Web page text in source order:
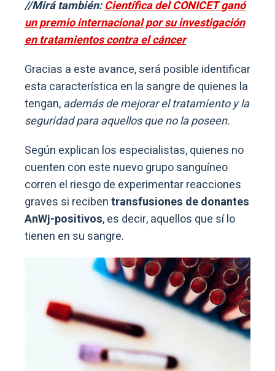
//Mirá también:Científica del CONICET ganó
un premio internacional por su investigación
en tratamientos contra el cáncer
Gracias a este avance, será posible identificar
esta característica en la sangre de quienes la
tengan,además de mejorar el tratamiento y la
seguridad para aquellos que no la poseen.
Según explican los especialistas, quienes no
cuenten con este nuevo grupo sanguíneo
corren el riesgo de experimentar reacciones
graves si recibentransfusiones de donantes
AnWj-positivos, es decir, aquellos que sí lo
tienen en su sangre.